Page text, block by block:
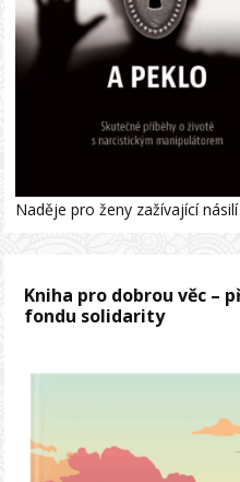
Naděje pro ženy zažívající
Kniha pro dobrou věc –
fondu solidarity